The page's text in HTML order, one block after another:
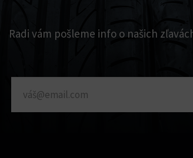
Radi vám pošleme info o našich